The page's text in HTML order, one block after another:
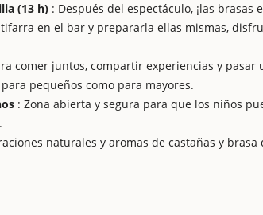
(13 h) : Después del espectáculo, ¡las brasas
en el bar y prepararla ellas mismas,
comer juntos, compartir experiencias y
pequeños como para mayores.
: Zona abierta y segura para que los niños
naturales y aromas de castañas y